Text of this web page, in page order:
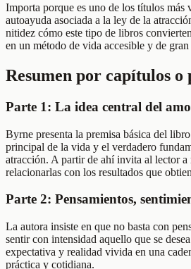
Importa porque es uno de los títulos más
autoayuda asociada a la ley de la
nitidez cómo este tipo de libros
en un método de vida accesible y de
Resumen por capítulos o
Parte 1: La idea central del
Byrne presenta la premisa básica del
principal de la vida y el verdadero
atracción. A partir de ahí invita al lector a
relacionarlas con los resultados que
Parte 2: Pensamientos,
La autora insiste en que no basta con
sentir con intensidad aquello que se
expectativa y realidad vivida en una
práctica y cotidiana.